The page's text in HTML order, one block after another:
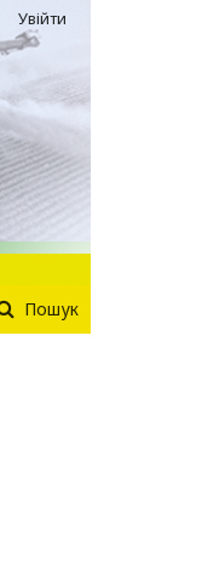
Пошук
Увійти